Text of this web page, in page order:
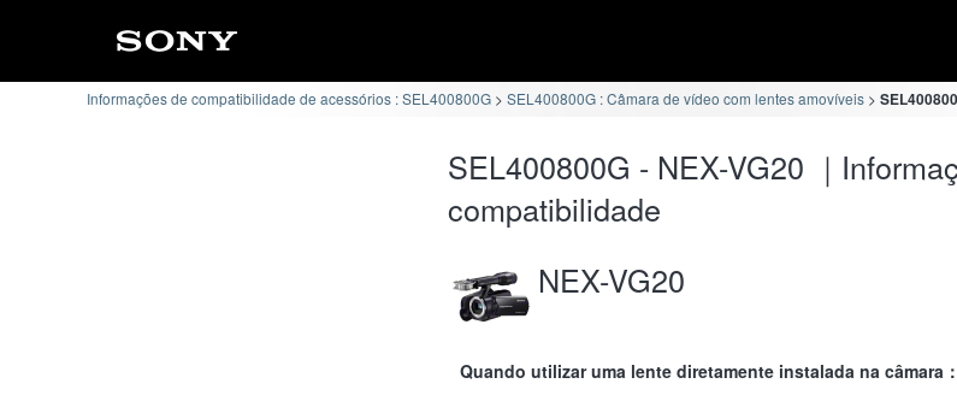
Informações de compatibilidade de acessórios : SEL400800G SEL400800G : Câmara de vídeo com lentes amovíveis
SEL400800G - NEX-VG20 ｜
compatibilidade
NEX-VG20
Quando utilizar uma lente diretamente instalada na câmara：